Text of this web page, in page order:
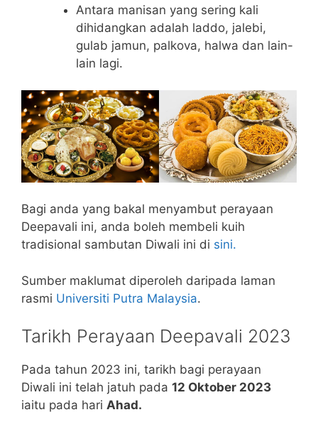
Antara manisan yang sering kali
dihidangkan adalah laddo, jalebi,
gulab jamun, palkova, halwa dan lain-
lain lagi.
Bagi anda yang bakal menyambut perayaan
Deepavali ini, anda boleh membeli kuih
tradisional sambutan Diwali ini di sini.
Sumber maklumat diperoleh daripada laman
rasmi Universiti Putra Malaysia.
Tarikh Perayaan Deepavali 2023
Pada tahun 2023 ini, tarikh bagi perayaan
Diwali ini telah jatuh pada 12 Oktober 2023
iaitu pada hari Ahad.